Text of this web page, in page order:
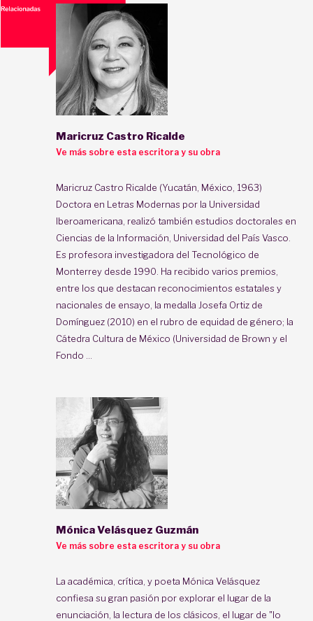
Maricruz Castro Ricalde
Ve más sobre esta escritora y su obra
Maricruz Castro Ricalde (Yucatán, México, 1963)
Doctora en Letras Modernas por la Universidad
Iberoamericana, realizó también estudios doctorales en
Ciencias de la Información, Universidad del País Vasco.
Es profesora investigadora del Tecnológico de
Monterrey desde 1990. Ha recibido varios premios,
entre los que destacan reconocimientos estatales y
nacionales de ensayo, la medalla Josefa Ortiz de
Domínguez (2010) en el rubro de equidad de género; la
Cátedra Cultura de México (Universidad de Brown y el
Fondo ...
Mónica Velásquez Guzmán
Ve más sobre esta escritora y su obra
La académica, crítica, y poeta Mónica Velásquez
confiesa su gran pasión por explorar el lugar de la
enunciación, la lectura de los clásicos, el lugar de "lo